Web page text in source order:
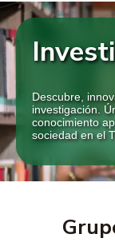
Descubre,
investigación.
conocimiento
sociedad en el